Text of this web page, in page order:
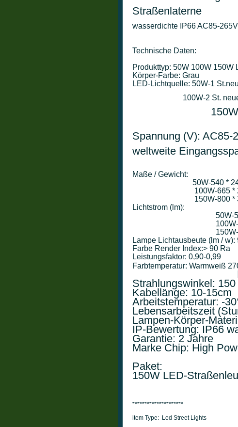
Straßenlaterne
wasserdichte IP66 AC85-
Technische Daten:
Produkttyp: 50W 100W
Körper-Farbe: Grau
LED-Lichtquelle: 50W-1
100W-2 St. neue
150W-3 St.
Spannung (V): AC85-
weltweite
Maße / Gewicht:
50W-540 * 245 *
100W-665 * 255 *
150W-800 * 310 *
Lichtstrom (lm):
50W-
100W-
150W-
Lampe Lichtausbeute (lm /
Farbe Render Index:> 90 Ra
Leistungsfaktor: 0,90-0,99
Farbtemperatur: Warmweiß
Kaltweiß
Strahlungswinkel: 150
Kabellänge: 10-15cm
Arbeitstemperatur: -
Lebensarbeitszeit
Lampen-Körper-
IP-Bewertung: IP66
Garantie: 2 Jahre
Marke Chip: High
Paket:
150W LED-
*********************
item Type: Led Street Lights